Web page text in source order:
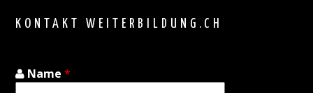
KONTAKT WEITERBILDUNG.CH
Name*